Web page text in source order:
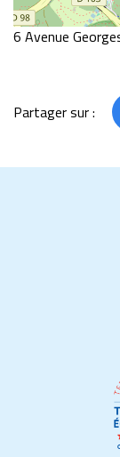
6 Avenue
Partager sur :